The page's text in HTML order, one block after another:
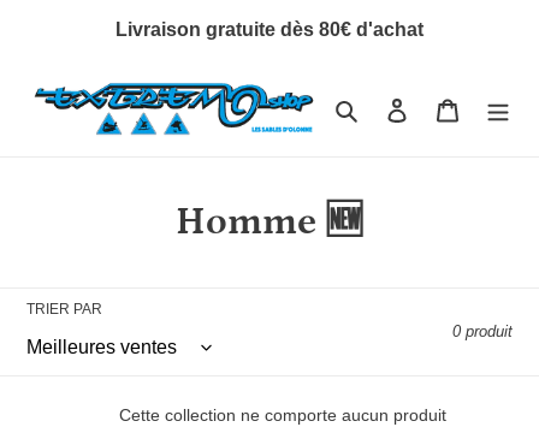
Livraison gratuite dès 80€ d'achat
RechercherSe connecter
Panier
C
l
e
Homme 🆕
TRIER PAR
0 produit
Cette collection ne comporte aucun produit